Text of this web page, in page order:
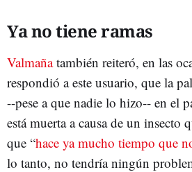
Ya no tiene ramas
Valmañatambién reiteró, en las
respondió a este usuario, que la
--pese a que nadie lo hizo-- en el
está muerta a causa de un insecto
que “hace ya mucho tiempo que
lo tanto, no tendría ningún